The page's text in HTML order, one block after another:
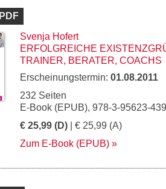
PDF
Svenja Hofert
ERFOLGREICHE
TRAINER, BERATER, COACHS
Erscheinungstermin: 01.08.2011
232 Seiten
E-Book (EPUB), 978-3-95623-
€ 25,99 (D) | € 25,99 (A)
Zum E-Book (EPUB)